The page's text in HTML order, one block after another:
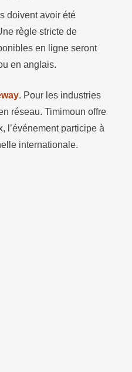
doivent avoir été
règle stricte de
en ligne seront
en anglais.
. Pour les industries
réseau. Timimoun offre
l’événement participe à
internationale.